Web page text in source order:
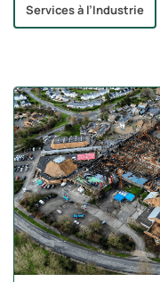
Services à l’Industrie